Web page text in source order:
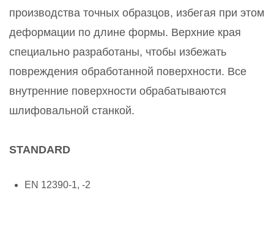
производства точных образцов, избегая при этом
деформации по длине формы. Верхние края
специально разработаны, чтобы избежать
повреждения обработанной поверхности. Все
внутренние поверхности обрабатываются
шлифовальной станкой.
STANDARD
EN 12390-1, -2